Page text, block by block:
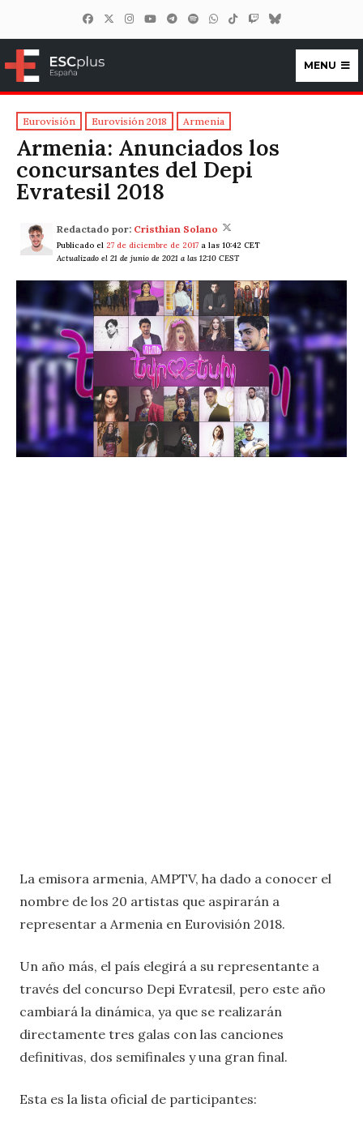
ESCplus España
MENU
Eurovisión Eurovisión 2018 Armenia
Armenia: Anunciados los
concursantes del Depi
Evratesil 2018
Redactado por: Cristhian Solano
Publicado el 27 de diciembre de 2017 a las 10:42 CET
Actualizado el 21 de junio de 2021 a las 12:10 CEST
La emisora armenia, AMPTV, ha dado a conocer el
nombre de los 20 artistas que aspirarán a
representar a Armenia en Eurovisión 2018.
Un año más, el país elegirá a su representante a
través del concurso Depi Evratesil, pero este año
cambiará la dinámica, ya que se realizarán
directamente tres galas con las canciones
definitivas, dos semifinales y una gran final.
Esta es la lista oficial de participantes: